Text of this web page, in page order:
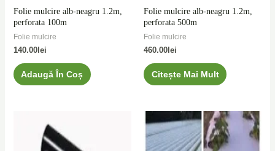
Folie mulcire alb-neagru 1.2m,
perforata 100m
Folie mulcire
140.00lei
Adaugă În Coș
Folie mulcire alb-neagru 1.2m,
perforata 500m
Folie mulcire
460.00 lei
Citește Mai Mult